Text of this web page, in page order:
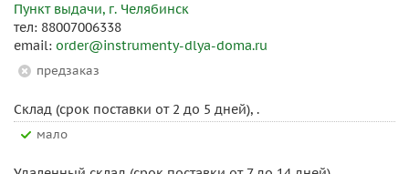
Пункт выдачи, г. Челябинск
тел: 88007006338
email: order@instrumenty-dlya-doma.ru
Предзаказ
Склад (срок поставки от 2 до 5 дней), .
Мало